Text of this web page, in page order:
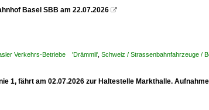
Basel SBB am 22.07.2026 
Verkehrs-Betriebe 'Drämmli' Schweiz / Strassenbahnfahrzeuge /
1, fährt am 02.07.2026 zur Haltestelle Markthalle.